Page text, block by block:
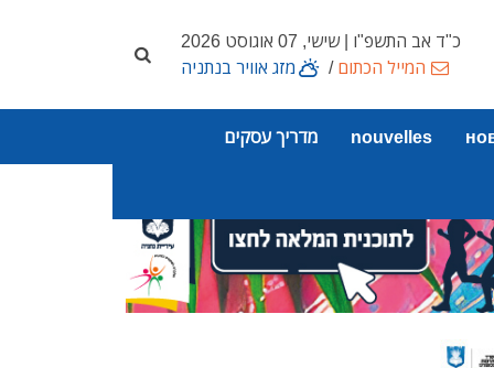
כ"ד אב התשפ"ו | שישי, 07 אוגוסט 2026
המייל הכתום/ מזג אוויר בנתניה
nouvelles מדריך עסקים